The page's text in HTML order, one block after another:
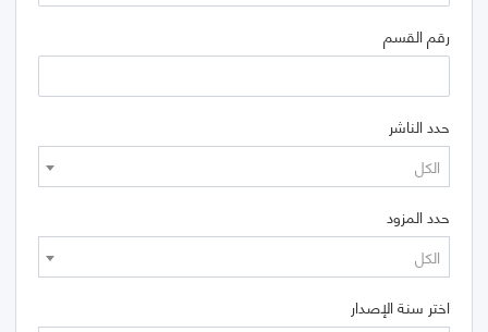
رقم القسم
حدد الناشر
الكل
حدد المزود
الكل
اختر سنة الإصدار